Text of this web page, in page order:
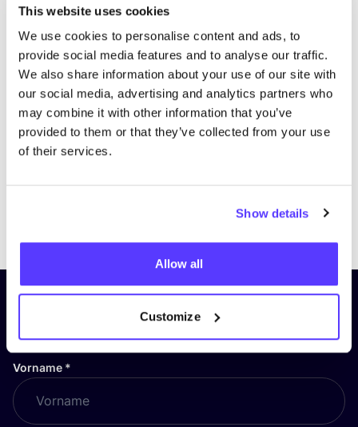
This website uses cookies
We use cookies to personalise content and ads, to
provide social media features and to analyse our traffic.
We also share information about your use of our site with
our social media, advertising and analytics partners who
may combine it with other information that you’ve
provided to them or that they’ve collected from your use
of their services.
Show details
Allow all
Customize
PreviousNext
Abonniere unseren Newsletter
und bleibe auf dem Laufenden!
Vorname *